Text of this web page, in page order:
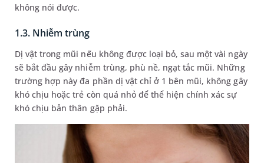
không nói được.
1.3. Nhiễm trùng
Dị vật trong mũi nếu không được loại bỏ, sau một vài ngày
sẽ bắt đầu gây nhiễm trùng, phù nề, ngạt tắc mũi. Những
trường hợp này đa phần dị vật chỉ ở 1 bên mũi, không gây
khó chịu hoặc trẻ còn quá nhỏ để thể hiện chính xác sự
khó chịu bản thân gặp phải.